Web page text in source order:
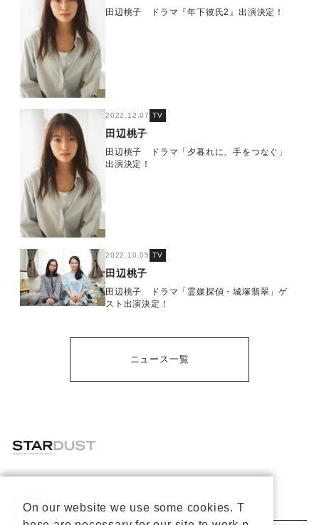
田辺桃子 ドラマ『年下彼氏2』出演決定！
2022.12.07 TV
田辺桃子
田辺桃子 ドラマ「夕暮れに、手をつなぐ」
出演決定！
2022.10.05 TV
田辺桃子
田辺桃子 ドラマ「霊媒探偵・城塚翡翠」ゲ
スト出演決定！
ニュース一覧
プライバシーポリシー
重要なお知らせ
On our website we use some cookies. T